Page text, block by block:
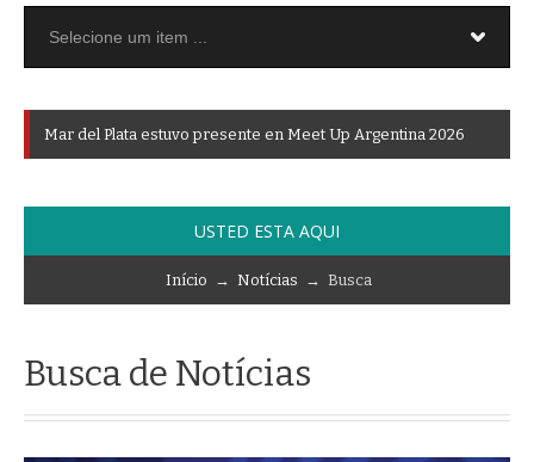
Mar d el Pl ata estuvo presente en Meet Up Argentina 2026
USTED ESTA AQUI
Início → Notícias → Busca
Busca de Notícias